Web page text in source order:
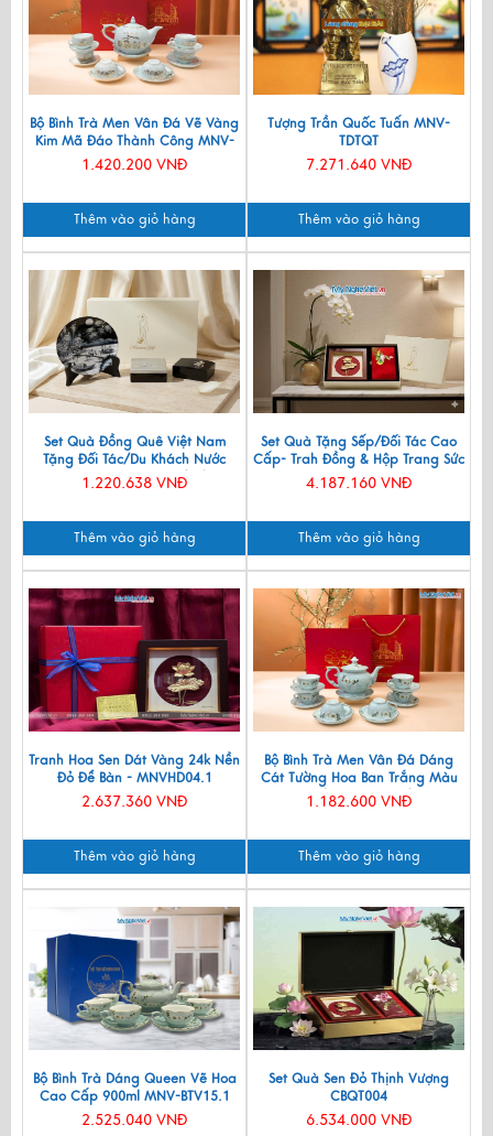
Bộ Bình Trà Men Vân Đá Vẽ Vàng
Kim Mã Đáo Thành Công MNV-
BTV11
1.420.200 VNĐ
Thêm vào giỏ hàng
Tượng Trần Quốc Tuấn MNV-
TDTQT
7.271.640 VNĐ
Thêm vào giỏ hàng
Set Quà Đồng Quê Việt Nam
Tặng Đối Tác/Du Khách Nước
Ngoài - Đĩa Sơn Mài/ Hộp
Namecard & Đế Lót Ly Sơn Mài
1.220.638 VNĐ
Thêm vào giỏ hàng
Set Quà Tặng Sếp/Đối Tác Cao
Cấp- Trah Đồng & Hộp Trang Sức
Sơn Mài CBQT004
4.187.160 VNĐ
Thêm vào giỏ hàng
Tranh Hoa Sen Dát Vàng 24k Nền
Đỏ Để Bàn - MNVHD04.1
2.637.360 VNĐ
Thêm vào giỏ hàng
Bộ Bình Trà Men Vân Đá Dáng
Cát Tường Hoa Ban Trắng Màu
Xanh Lam VBT12/8
1.182.600 VNĐ
Thêm vào giỏ hàng
Bộ Bình Trà Dáng Queen Vẽ Hoa
Cao Cấp 900ml MNV-BTV15.1
2.525.040 VNĐ
Set Quà Sen Đỏ Thịnh Vượng
CBQT004
6.534.000 VNĐ